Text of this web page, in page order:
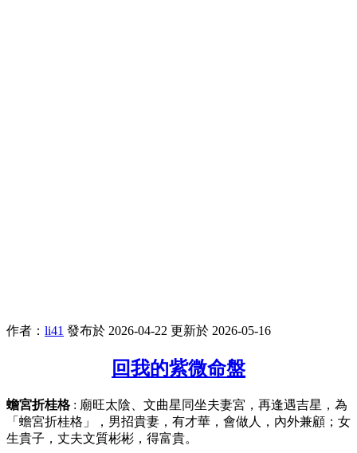
作者： li41 發布於 2026-04-22 更新於 2026-05-16
回我的紫微命盤
蟾宮折桂格: 廟旺太陰、文曲星同坐夫妻宮，再逢遇吉星，為
「蟾宮折桂格」，男招貴妻，有才華，會做人，內外兼顧；女
生貴子，丈夫文質彬彬，得富貴。